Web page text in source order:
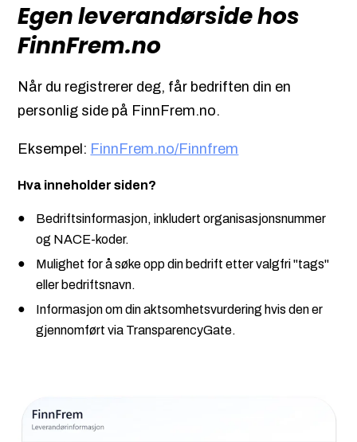
Egen leverandørside hos
FinnFrem.no
Når du registrerer deg, får bedriften din en
personlig side på FinnFrem.no.
Eksempel: FinnFrem.no/Finnfrem
Hva inneholder siden?
Bedriftsinformasjon, inkludert organisasjonsnummer
og NACE-koder.
Mulighet for å søke opp din bedrift etter valgfri "tags"
eller bedriftsnavn.
Informasjon om din aktsomhetsvurdering hvis den er
gjennomført via TransparencyGate.